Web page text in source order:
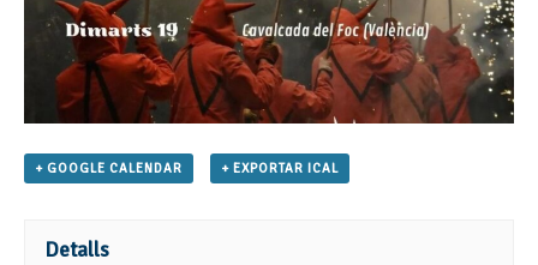
+ GOOGLE CALENDAR + EXPORTAR ICAL
Detalls